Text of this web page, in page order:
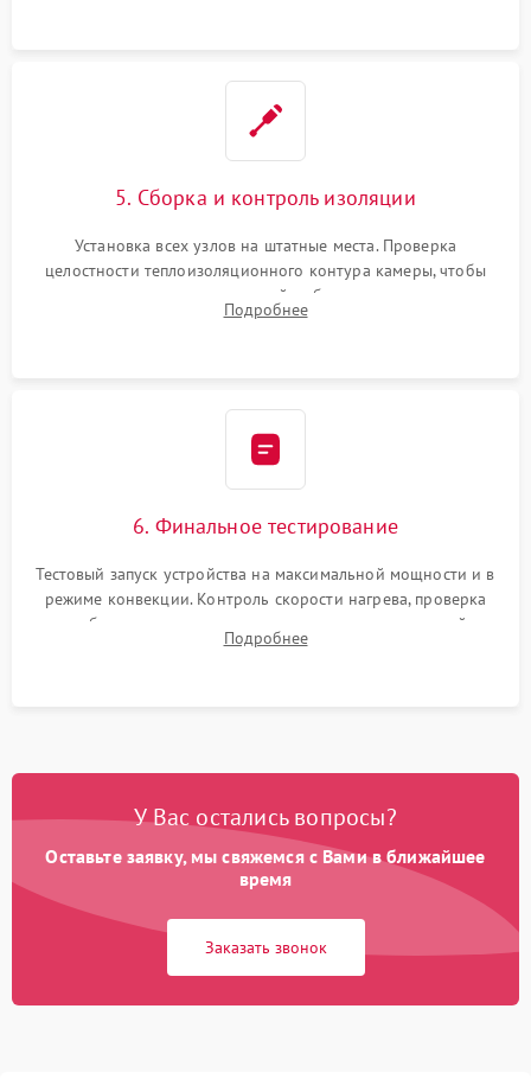
5. Сборка и контроль изоляции
Установка всех узлов на штатные места. Проверка
целостности теплоизоляционного контура камеры, чтобы
исключить перегрев кухонной мебели и потерю тепла.
Надежная фиксация клемм и сборка корпуса шкафа.
Подробнее
6. Финальное тестирование
Тестовый запуск устройства на максимальной мощности и в
режиме конвекции. Контроль скорости нагрева, проверка
срабатывания термостата при достижении заданной
температуры и тест на отсутствие утечек тока.
Подробнее
У Вас остались вопросы?
Оставьте заявку, мы свяжемся с Вами в ближайшее
время
Заказать звонок